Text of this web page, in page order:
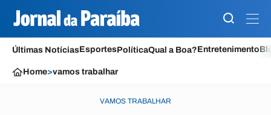
Últimas NotíciasEsportesPolíticaQual a Boa?Entretenimento
Home>vamos trabalhar
VAMOS TRABALHAR